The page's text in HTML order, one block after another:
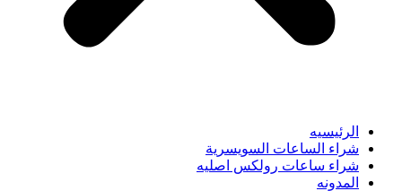
الرئيسيه
شراء الساعات السويسرية
شراء ساعات رولكس اصليه
المدونه